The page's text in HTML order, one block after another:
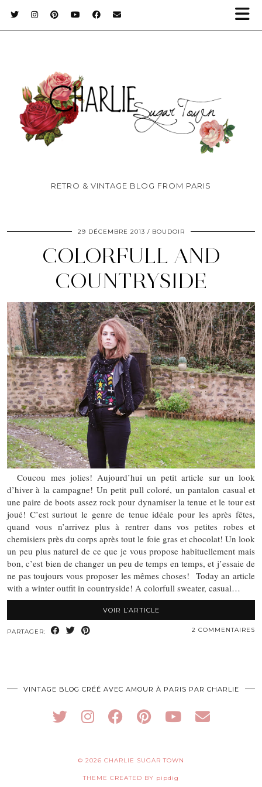
RETRO & VINTAGE BLOG FROM PARIS
29 DÉCEMBRE 2013 BOUDOIR
COLORFULL AND
COUNTRYSIDE
Coucou mes jolies! Aujourd’hui un petit article sur un look
d’hiver à la campagne! Un petit pull coloré, un pantalon casual et
une paire de boots assez rock pour dynamiser la tenue et le tour est
joué! C’est surtout le genre de tenue idéale pour les après fêtes,
quand vous n’arrivez plus à rentrer dans vos petites robes et
chemisiers près du corps après tout le foie gras et chocolat! Un look
un peu plus naturel de ce que je vous propose habituellement mais
bon, c’est bien de changer un peu de temps en temps, et j’essaie de
ne pas toujours vous proposer les mêmes choses! Today an article
with a winter outfit in countryside! A colorfull sweater, casual…
VOIR L’ARTICLE
PARTAGER: 2 COMMENTAIRES
VINTAGE BLOG CRÉÉ AVEC AMOUR À PARIS PAR CHARLIE
© 2026 CHARLIE SUGAR TOWN
THEME CREATED BY pipdig